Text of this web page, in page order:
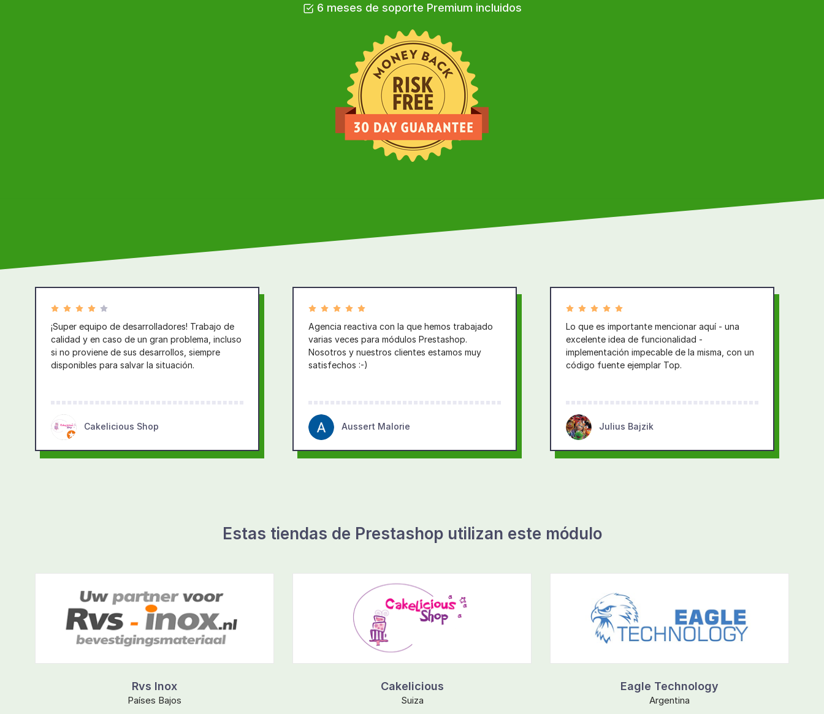
6 meses de soporte Premium incluidos
¡Super equipo de desarrolladores! Trabajo de
calidad y en caso de un gran problema, incluso
si no proviene de sus desarrollos, siempre
disponibles para salvar la situación.
Cakelicious Shop
Agencia reactiva con la que hemos trabajado
varias veces para módulos Prestashop.
Nosotros y nuestros clientes estamos muy
satisfechos :-)
Aussert Malorie
Lo que es importante mencionar aquí - una
excelente idea de funcionalidad -
implementación impecable de la misma, con un
código fuente ejemplar Top.
Julius Bajzik
Estas tiendas de Prestashop utilizan este módulo
Rvs Inox
Países Bajos
Cakelicious
Suiza
Eagle Technology
Argentina